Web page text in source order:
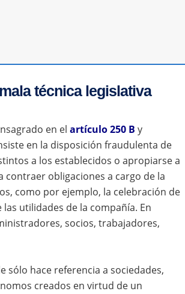
técnica legislativa
en el artículo 250 B y
en la disposición fraudulenta de
a los establecidos o apropiarse a
contraer obligaciones a cargo de la
como por ejemplo, la celebración de
utilidades de la compañía. En
socios, trabajadores,
hace referencia a sociedades,
creados en virtud de un